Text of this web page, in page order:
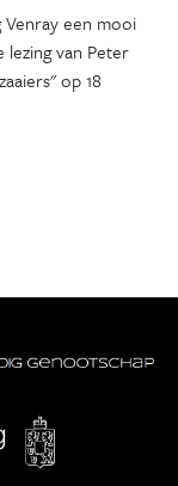
een mooi
lezing van Peter
op 18